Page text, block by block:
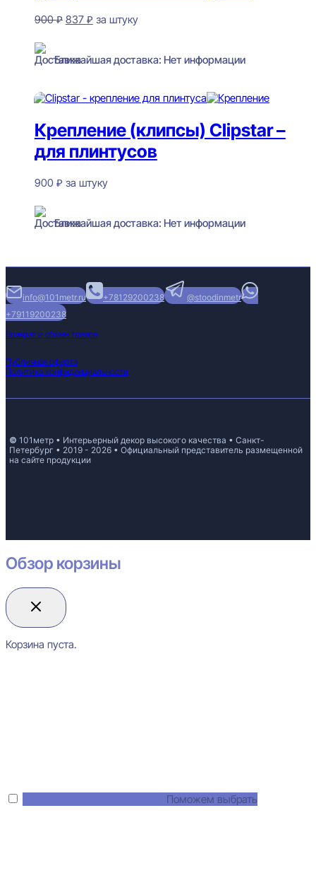
900₽ Первоначальная
900 ₽.
837 ₽Текущая
за штуку
Ближайшая доставка: Нет информации
Крепление (клипсы) Clipstar –
для плинтусов
900 ₽ за штуку
Ближайшая доставка: Нет информации
info@101metr.ru +78129200238
@stoodinmetr
+79119200238
Возврат и обмен товара
Публичная оферта
Политика конфиденциальности
© 101метр • Интерьерный декор высокого качества • Санкт-
Петербург • 2019 - 2026 • Официальный представитель размещенной
на сайте продукции
Обзор корзины
Корзина пуста.
Поможем выбрать